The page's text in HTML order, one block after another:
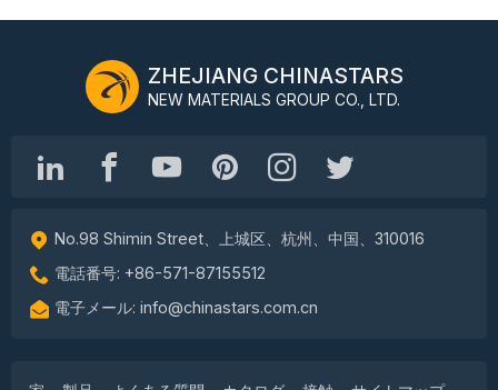
ZHEJIANG CHINASTARS
NEW MATERIALS GROUP CO., LTD.
No.98 Shimin Street、上城区、杭州、中国、310016
電話番号: +86-571-87155512
電子メール: info@chinastars.com.cn